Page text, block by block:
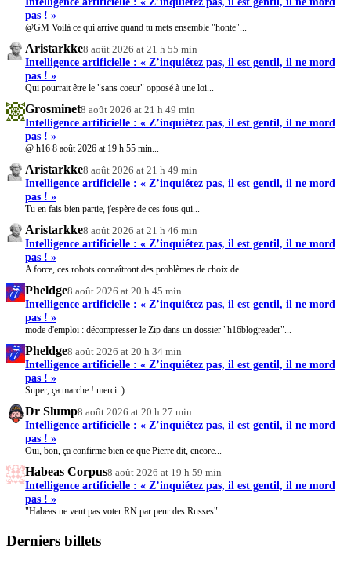
pas ! »
@GM Voilà ce qui arrive quand tu mets ensemble "honte"...
Aristarkke8 août 2026 at 21 h 55 min
Intelligence artificielle : « Z’inquiétez pas, il est gentil, il ne mord
pas ! »
Qui pourrait être le "sans coeur" opposé à une loi...
Grosminet8 août 2026 at 21 h 49 min
Intelligence artificielle : « Z’inquiétez pas, il est gentil, il ne mord
pas ! »
@ h16 8 août 2026 at 19 h 55 min...
Aristarkke8 août 2026 at 21 h 49 min
Intelligence artificielle : « Z’inquiétez pas, il est gentil, il ne mord
pas ! »
Tu en fais bien partie, j'espère de ces fous qui...
Aristarkke8 août 2026 at 21 h 46 min
Intelligence artificielle : « Z’inquiétez pas, il est gentil, il ne mord
pas ! »
A force, ces robots connaîtront des problèmes de choix de...
Pheldge8 août 2026 at 20 h 45 min
Intelligence artificielle : « Z’inquiétez pas, il est gentil, il ne mord
pas ! »
mode d'emploi : décompresser le Zip dans un dossier "h16blogreader"...
Pheldge8 août 2026 at 20 h 34 min
Intelligence artificielle : « Z’inquiétez pas, il est gentil, il ne mord
pas ! »
Super, ça marche ! merci :)
Dr Slump8 août 2026 at 20 h 27 min
Intelligence artificielle : « Z’inquiétez pas, il est gentil, il ne mord
pas ! »
Oui, bon, ça confirme bien ce que Pierre dit, encore...
Habeas Corpus8 août 2026 at 19 h 59 min
Intelligence artificielle : « Z’inquiétez pas, il est gentil, il ne mord
pas ! »
"Habeas ne veut pas voter RN par peur des Russes"...
Derniers billets